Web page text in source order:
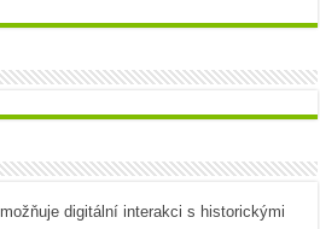
digitální interakci s historickými